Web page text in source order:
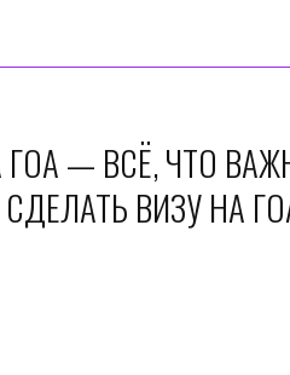
— ВСЁ, ЧТО
ВИЗУ НА